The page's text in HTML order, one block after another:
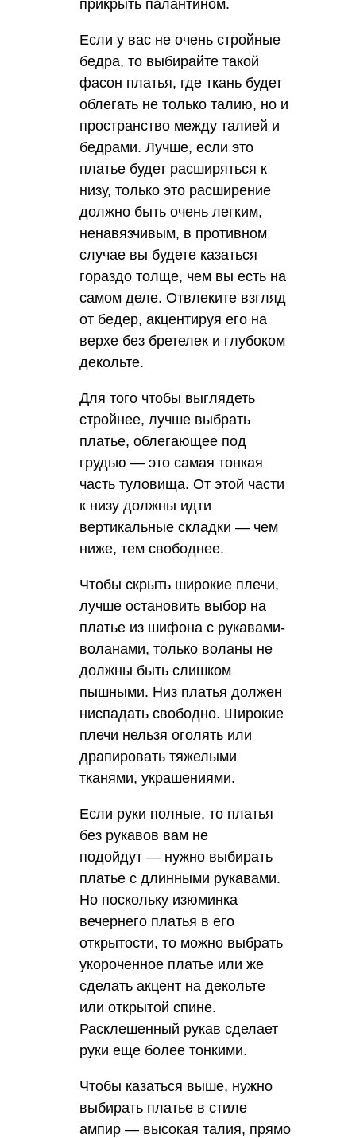
прикрыть палантином.
Если у вас не очень стройные
бедра, то выбирайте такой
фасон платья, где ткань будет
облегать не только талию, но и
пространство между талией и
бедрами. Лучше, если это
платье будет расширяться к
низу, только это расширение
должно быть очень легким,
ненавязчивым, в противном
случае вы будете казаться
гораздо толще, чем вы есть на
самом деле. Отвлеките взгляд
от бедер, акцентируя его на
верхе без бретелек и глубоком
декольте.
Для того чтобы выглядеть
стройнее, лучше выбрать
платье, облегающее под
грудью — это самая тонкая
часть туловища. От этой части
к низу должны идти
вертикальные складки — чем
ниже, тем свободнее.
Чтобы скрыть широкие плечи,
лучше остановить выбор на
платье из шифона с рукавами-
воланами, только воланы не
должны быть слишком
пышными. Низ платья должен
ниспадать свободно. Широкие
плечи нельзя оголять или
драпировать тяжелыми
тканями, украшениями.
Если руки полные, то платья
без рукавов вам не
подойдут — нужно выбирать
платье с длинными рукавами.
Но поскольку изюминка
вечернего платья в его
открытости, то можно выбрать
укороченное платье или же
сделать акцент на декольте
или открытой спине.
Расклешенный рукав сделает
руки еще более тонкими.
Чтобы казаться выше, нужно
выбирать платье в стиле
ампир — высокая талия, прямо